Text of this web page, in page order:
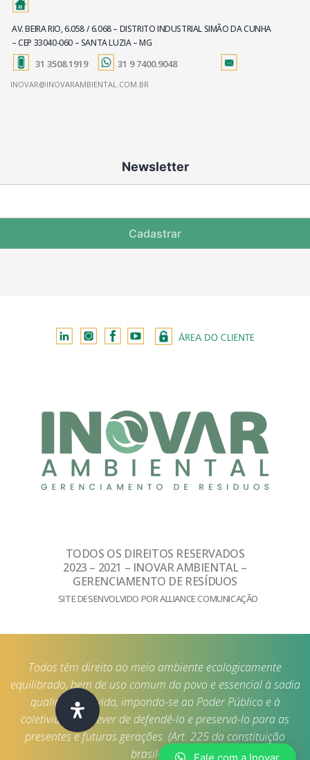
AV. BEIRA RIO, 6.058 / 6.068 – DISTRITO INDUSTRIAL SIMÃO DA CUNHA
– CEP 33040-060 – SANTA LUZIA – MG
31 3508.1919 31 9 7400.9048
INOVAR@INOVARAMBIENTAL.COM.BR
Newsletter
Cadastrar
TODOS OS DIREITOS RESERVADOS
2023 – 2021 – INOVAR AMBIENTAL –
GERENCIAMENTO DE RESÍDUOS
SITE DESENVOLVIDO POR ALLIANCE COMUNICAÇÃO
Todos têm direito ao meio ambiente ecologicamente
equilibrado, bem de uso comum do povo e essencial à sadia
qualidade de vida, impondo-se ao Poder Público e à
coletividade o dever de defendê-lo e preservá-lo para as
presentes e futuras gerações. (Art. 225 da constituição
brasileira)
Fale com a Inovar